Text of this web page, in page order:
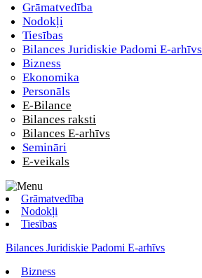
Grāmatvedība
Nodokļi
Tiesības
Bilances Juridiskie Padomi E-arhīvs
Bizness
Ekonomika
Personāls
E-Bilance
Bilances raksti
Bilances E-arhīvs
Semināri
E-veikals
Grāmatvedība
Nodokļi
Tiesības
Bilances Juridiskie Padomi E-arhīvs
Bizness